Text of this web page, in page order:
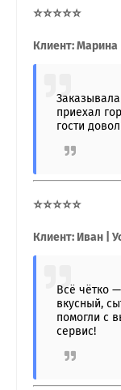
⭐⭐⭐⭐⭐
Клиент: Марина
приехал
гости
⭐⭐⭐⭐⭐
Клиент: Иван |
Всё чётко
вкусный,
помогли с
сервис!